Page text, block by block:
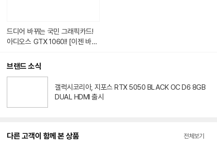
드디어 바뀌는 국민 그래픽카드!
아디오스 GTX 1060!! [이젠 바꿨
브랜드 소식
갤럭시코리아, 지포스 RTX 5050 BLACK OC D6 8GB
DUAL HDMI 출시
다른 고객이 함께 본 상품 전체보기